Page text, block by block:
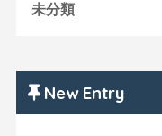
未分類
New Entry